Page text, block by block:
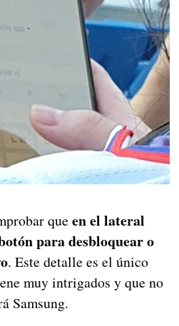
que en el lateral
para desbloquear o
. Este detalle es el único
muy intrigados y que no
Samsung.